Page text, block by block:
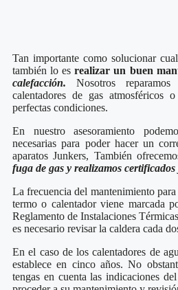
Tan importante como solucionar
también lo esrealizar un buen
calefacción. Nosotros
calentadores de gas atmosféricos
perfectas condiciones.
En nuestro asesoramiento
necesarias para poder hacer un
aparatos Junkers, También
fuga de gas y realizamos certificados
La frecuencia del mantenimiento
termo o calentador viene marcada
Reglamento de Instalaciones
es necesario revisar la caldera cada
En el caso de los calentadores de
establece en cinco años. No
tengas en cuenta las indicaciones